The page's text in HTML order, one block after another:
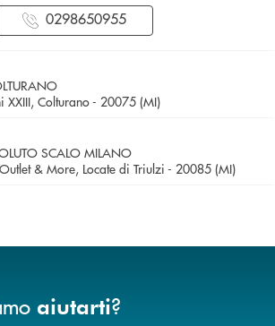
0298650955
XXIII, Colturano - 20075 (MI)
SCALO MILANO
& More, Locate di Triulzi - 20085 (MI)
aiutarti?